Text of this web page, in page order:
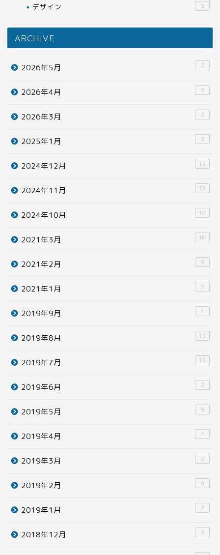
デザイン 5
ARCHIVE
2026年5月 2
2026年4月 3
2026年3月 2
2025年1月 3
2024年12月 15
2024年11月 18
2024年10月 10
2021年3月 10
2021年2月 6
2021年1月 5
2019年9月 1
2019年8月 15
2019年7月 18
2019年6月 2
2019年5月 6
2019年4月 4
2019年3月 2
2019年2月 6
2019年1月 7
2018年12月 3